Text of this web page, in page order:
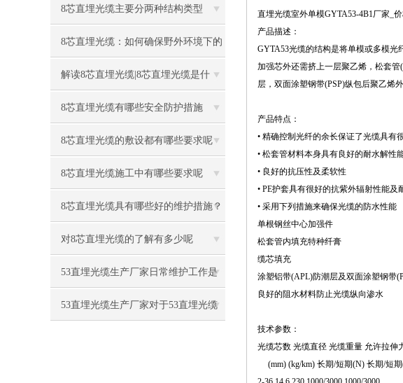
8芯直埋光缆主要分两种结构类型
8芯直埋光缆：如何确保野外环境下的
稳定传输？
解读8芯直埋光缆|8芯直埋光缆是什
么？
8芯直埋光缆有哪些安全防护措施
8芯直埋光缆的敷设都有哪些要求呢
8芯直埋光缆施工中有哪些要求呢
8芯直埋光缆具有哪些好的维护措施？
对8芯直埋光缆的了解有多少呢
53直埋光缆生产厂家日常维护工作是
什么
53直埋光缆生产厂家对于53直埋光缆
直埋光缆室外单模GYTA53-4B1厂家
产品描述：
GYTA53光缆的结构是将单模或多模
加强芯外还需挤上一层聚乙烯，松套
层，双面涂塑钢带(PSP)纵包后聚乙烯外
产品特点：
• 精确控制光纤的余长保证了光缆具有
• 松套管材料本身具有良好的耐水解性
• 良好的抗压性及柔软性
• PE护套具有很好的抗紫外辐射性能及
• 采用下列措施来确保光缆的防水性能
单根钢丝中心加强件
松套管内填充特种纤膏
缆芯填充
涂塑铝带(APL)防潮层及双面涂塑钢带
良好的阻水材料防止光缆纵向渗水
技术参数：
光缆芯数 光缆直径 光缆重量 允许拉伸
(mm) (kg/km) 长期/短期(N) 长期/短期